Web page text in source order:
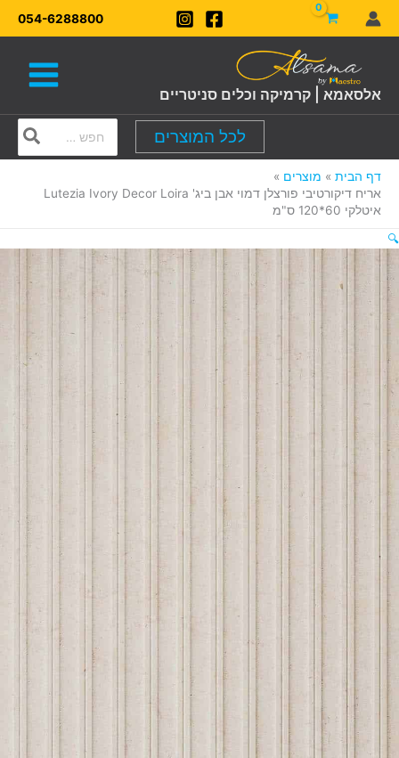
דילוג
לתוכן
054-6288800
אלסאמא | קרמיקה וכלים סניטריים
לכל המוצרים
for:
דף הבית
מוצרים
אריח דיקורטיבי פורצלן דמוי אבן ביג' Lutezia Ivory Decor Loira
איטלקי 60*120 ס"מ
🔍